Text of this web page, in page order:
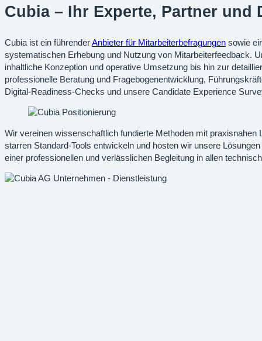
Cubia – Ihr Experte, Partner und
Cubia ist ein führenderAnbieter für Mitarbeiterbefragungen sowie
systematischen Erhebung und Nutzung von Mitarbeiterfeedback.
inhaltliche Konzeption und operative Umsetzung bis hin zur
professionelle Beratung und Fragebogenentwicklung,
Digital-Readiness-Checks und unsere Candidate Experience
Wir vereinen wissenschaftlich fundierte Methoden mit
starren Standard-Tools entwickeln und hosten wir unsere
einer professionellen und verlässlichen Begleitung in allen